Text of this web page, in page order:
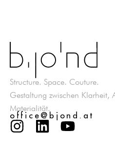
Structure. Space. Couture.
Gestaltung zwischen Klarheit,
Materialität.
office@bjond.at